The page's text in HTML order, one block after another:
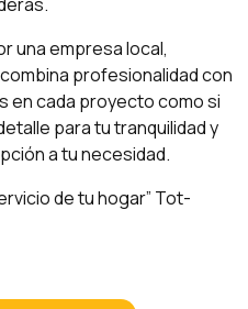
una empresa local,
profesionalidad con
en cada proyecto como si
para tu tranquilidad y
a tu necesidad.
de tu hogar” Tot-